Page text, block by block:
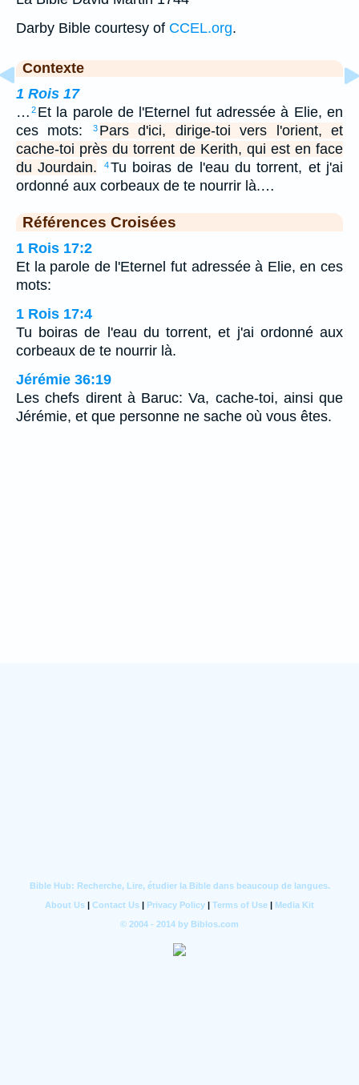
Darby Bible courtesy of CCEL.org.
Contexte
1 Rois 17
… 2 Et la parole de l'Eternel fut adressée à Elie, en
ces mots:
3 Pars d'ici, dirige-toi vers l'orient, et
cache-toi près du torrent de Kerith, qui est en face
du Jourdain.
4Tu boiras de l'eau du torrent, et j'ai
ordonné aux corbeaux de te nourrir là.…
Références Croisées
1 Rois 17:2
Et la parole de l'Eternel fut adressée à Elie, en ces
mots:
1 Rois 17:4
Tu boiras de l'eau du torrent, et j'ai ordonné aux
corbeaux de te nourrir là.
Jérémie 36:19
Les chefs dirent à Baruc: Va, cache-toi, ainsi que
Jérémie, et que personne ne sache où vous êtes.